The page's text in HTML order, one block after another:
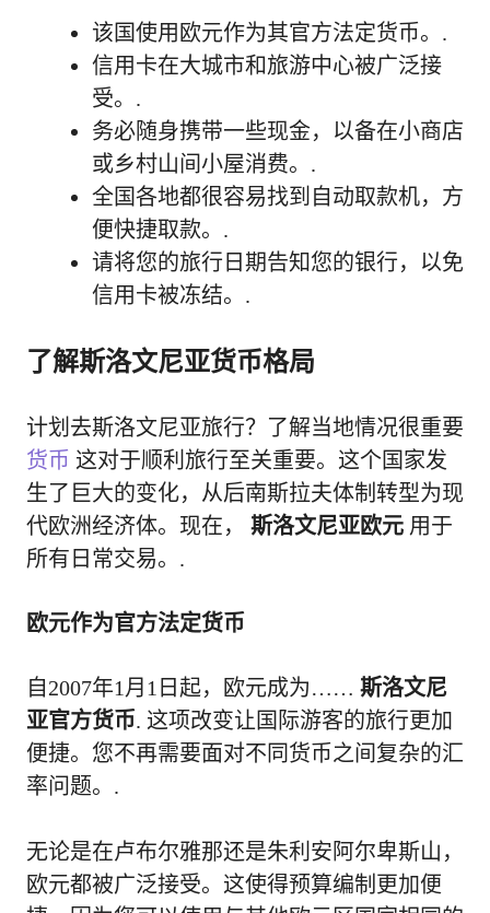
该国使用欧元作为其官方法定货币。.
信用卡在大城市和旅游中心被广泛接
受。.
务必随身携带一些现金，以备在小商店
或乡村山间小屋消费。.
全国各地都很容易找到自动取款机，方
便快捷取款。.
请将您的旅行日期告知您的银行，以免
信用卡被冻结。.
了解斯洛文尼亚货币格局
计划去斯洛文尼亚旅行？了解当地情况很重要
货币 这对于顺利旅行至关重要。这个国家发
生了巨大的变化，从后南斯拉夫体制转型为现
代欧洲经济体。现在， 斯洛文尼亚欧元 用于
所有日常交易。.
欧元作为官方法定货币
自2007年1月1日起，欧元成为…… 斯洛文尼
亚官方货币. 这项改变让国际游客的旅行更加
便捷。您不再需要面对不同货币之间复杂的汇
率问题。.
无论是在卢布尔雅那还是朱利安阿尔卑斯山，
欧元都被广泛接受。这使得预算编制更加便